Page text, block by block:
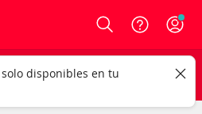
Login
CAMBIAR
disponibles en tu